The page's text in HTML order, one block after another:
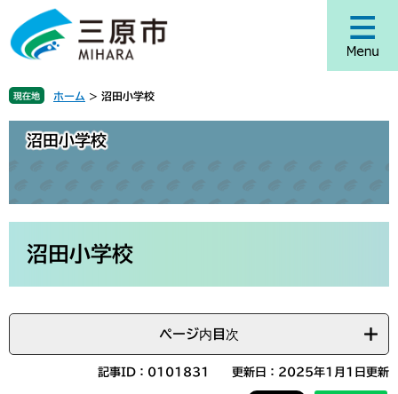
ジ
頭
で
ュ
飛
ば
現在地 ホーム > 沼田小学校
沼田小学校
沼田小学校
ページ内目次
記事ID：0101831 更新日：2025年1月1日更新